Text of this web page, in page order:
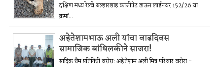
दक्षिण मध्य रेल्वे बल्हारशाह काजीपेट डाऊन लाईनवर 152/26 या
क्रमां...
अहेतेशामभाऊ अली यांचा वाढदिवस
सामाजिक बांधिलकीने साजरा!
सादिक थैम प्रतिनिधी वरोरा: अहेतेशाम अली मित्र परिवार वरोरा -